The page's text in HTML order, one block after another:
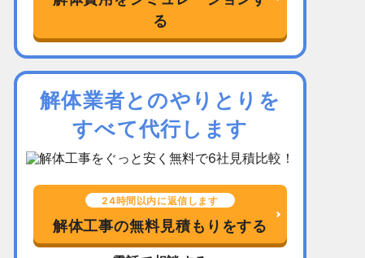
る
解体業者とのやりとりを
すべて代行します
24時間以内に返信します
解体工事の無料見積もりをする